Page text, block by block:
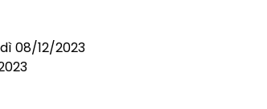
08/12/2023